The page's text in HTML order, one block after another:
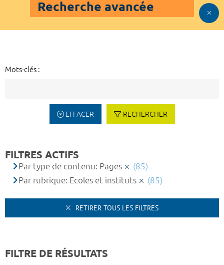
Recherche avancée
Mots-clés :
EFFACER RECHERCHER
FILTRES ACTIFS
Par type de contenu: Pages
(85)
Par rubrique: Ecoles et instituts
(85)
RETIRER TOUS LES FILTRES
FILTRE DE RÉSULTATS